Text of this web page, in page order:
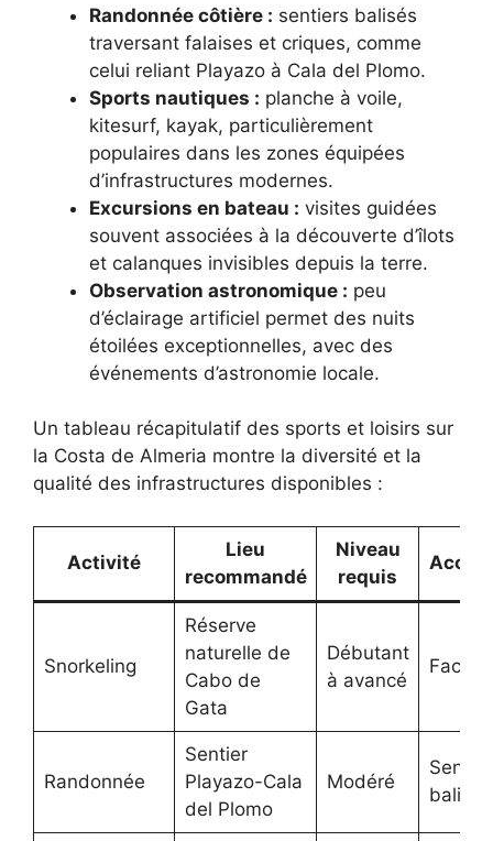
Randonnée côtière : sentiers balisés
traversant falaises et criques, comme
celui reliant Playazo à Cala del Plomo.
Sports nautiques : planche à voile,
kitesurf, kayak, particulièrement
populaires dans les zones équipées
d’infrastructures modernes.
Excursions en bateau : visites guidées
souvent associées à la découverte d’îlots
et calanques invisibles depuis la terre.
Observation astronomique : peu
d’éclairage artificiel permet des nuits
étoilées exceptionnelles, avec des
événements d’astronomie locale.
Un tableau récapitulatif des sports et loisirs sur
la Costa de Almeria montre la diversité et la
qualité des infrastructures disponibles :
Activité
Lieu
recommandé
Niveau
requis
Snorkeling
Réserve
naturelle de
Cabo de
Gata
Débutant
à avancé
Facile
Randonnée
Sentier
Playazo-Cala
del Plomo
Modéré
balisés